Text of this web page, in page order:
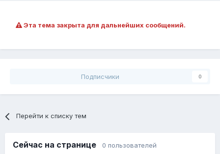
Эта тема закрыта для дальнейших сообщений.
Подписчики 0
Перейти к списку тем
Сейчас на странице 0 пользователей